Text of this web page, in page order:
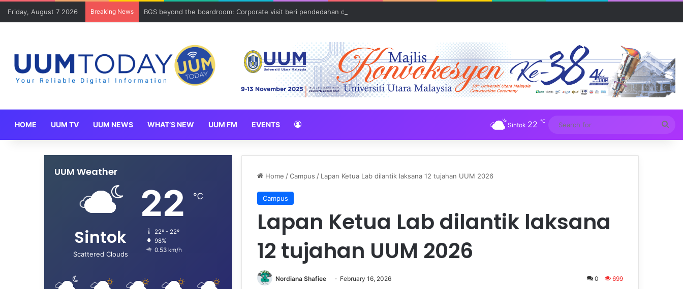
Friday, August 7 2026 Breaking News BGS beyond the boardroom: Corporate visit beri pendedahan dunia korporat kepada PELAJAR UUM
HOME UUM TV UUM NEWS WHAT’S NEW UUM FM EVENTS Sintok 22 ℃
for
Home /Campus / Lapan Ketua Lab dilantik laksana 12 tujahan UUM 2026
Campus
Lapan Ketua Lab dilantik laksana
12 tujahan UUM 2026
Nordiana Shafiee February 16, 2026 0 699
UUM Weather
Sintok
Scattered Clouds
22 ℃
22º - 22º
98%
0.53 km/h